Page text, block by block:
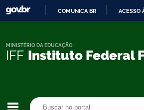
CONTEÚDO
COMUNICA BR ACESSO
IFF Instituto Federal
MINISTÉRIO DA EDUCAÇÃO